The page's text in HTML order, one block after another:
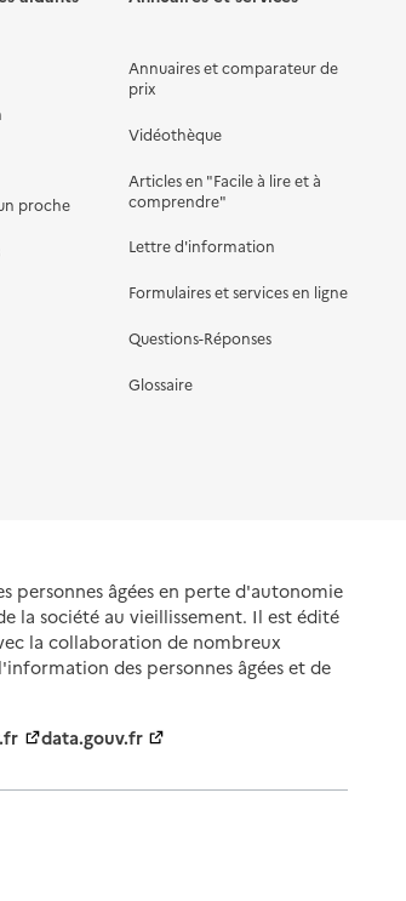
proche
Annuaires et comparateur de
prix
Vidéothèque
Articles en "Facile à lire et à
comprendre"
Lettre d'information
Formulaires et services en ligne
Questions-Réponses
Glossaire
âgées en perte d'autonomie
la société au vieillissement. Il est édité
la collaboration de nombreux
des personnes âgées et de
data.gouv.fr